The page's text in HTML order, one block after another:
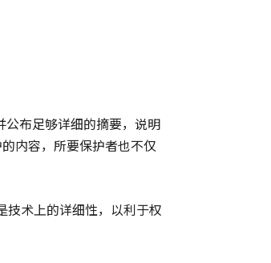
公布足够详细的摘要，说明
内容，所要保护者也不仅
技术上的详细性，以利于权